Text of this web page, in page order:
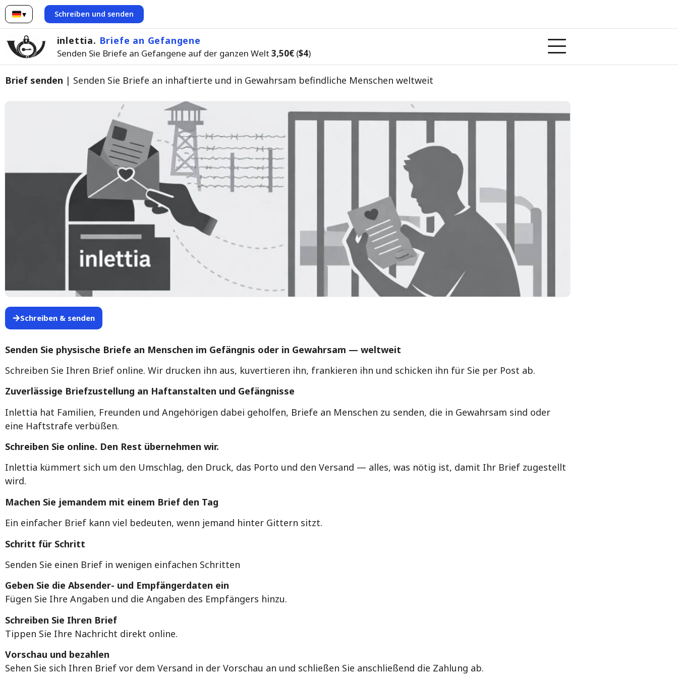
▾
Deutsch
Schreiben und senden
inlettia. Briefe an Gefangene
Senden Sie Briefe an Gefangene auf der ganzen Welt 3,50€ ($4)
Brief senden | Senden Sie Briefe an inhaftierte und in Gewahrsam befindliche Menschen weltweit
Schreiben & senden
Senden Sie physische Briefe an Menschen im Gefängnis oder in Gewahrsam — weltweit
Schreiben Sie Ihren Brief online. Wir drucken ihn aus, kuvertieren ihn, frankieren ihn und schicken ihn für Sie per Post ab.
Zuverlässige Briefzustellung an Haftanstalten und Gefängnisse
Inlettia hat Familien, Freunden und Angehörigen dabei geholfen, Briefe an Menschen zu senden, die in Gewahrsam sind oder
eine Haftstrafe verbüßen.
Schreiben Sie online. Den Rest übernehmen wir.
Inlettia kümmert sich um den Umschlag, den Druck, das Porto und den Versand — alles, was nötig ist, damit Ihr Brief zugestellt
wird.
Machen Sie jemandem mit einem Brief den Tag
Ein einfacher Brief kann viel bedeuten, wenn jemand hinter Gittern sitzt.
Schritt für Schritt
Senden Sie einen Brief in wenigen einfachen Schritten
Geben Sie die Absender- und Empfängerdaten ein
Fügen Sie Ihre Angaben und die Angaben des Empfängers hinzu.
Schreiben Sie Ihren Brief
Tippen Sie Ihre Nachricht direkt online.
Vorschau und bezahlen
Sehen Sie sich Ihren Brief vor dem Versand in der Vorschau an und schließen Sie anschließend die Zahlung ab.